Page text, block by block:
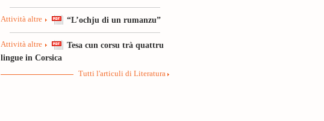
Attività altre “L’ochju di un rumanzu”
Attività altre
Tesa cun corsu trà quattru
lingue in Corsica
Tutti l'articuli di Literatura